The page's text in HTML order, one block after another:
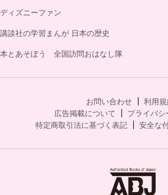
ディズニーファン
講談社の学習まんが 日本の歴史
本とあそぼう 全国訪問おはなし隊
お問い合わせ
利用
広告掲載について
プライバ
特定商取引法に基づく表記
安全な